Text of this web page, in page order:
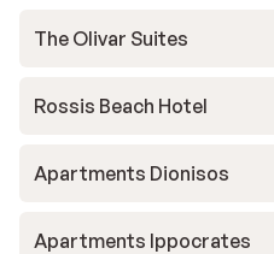
The Olivar Suites
Rossis Beach Hotel
Apartments Dionisos
Apartments Ippocrates